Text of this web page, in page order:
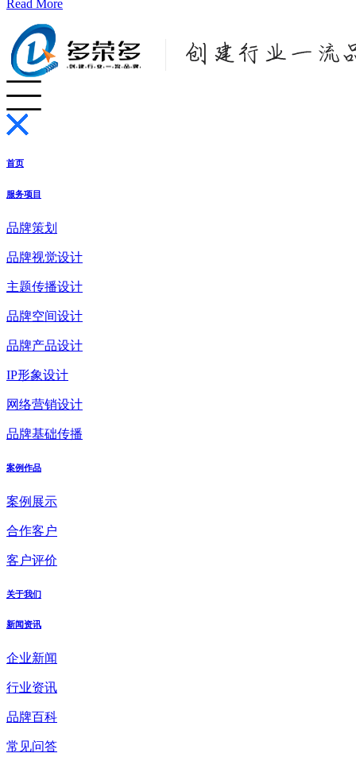
Read More
首页
服务项目
品牌策划
品牌视觉设计
主题传播设计
品牌空间设计
品牌产品设计
IP形象设计
网络营销设计
品牌基础传播
案例作品
案例展示
合作客户
客户评价
关于我们
新闻资讯
企业新闻
行业资讯
品牌百科
常见问答